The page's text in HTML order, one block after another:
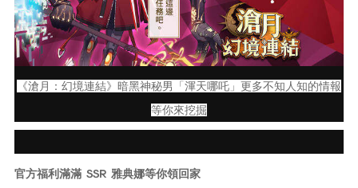
《滄月：幻境連結》暗黑神秘男「渾天哪吒」更多不知人知的情報
等你來挖掘
官方福利滿滿 SSR 雅典娜等你領回家